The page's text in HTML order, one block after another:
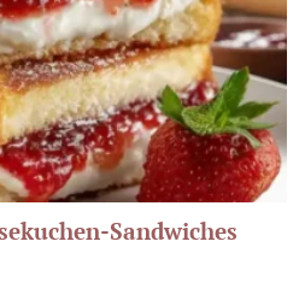
Sandwiches